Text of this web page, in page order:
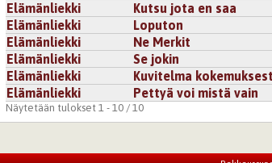
Elämänliekki
Kutsu jota en saa
Elämänliekki
Loputon
Elämänliekki
Ne Merkit
Elämänliekki
Se jokin
Elämänliekki
Kuvitelma
Elämänliekki
Pettyä voi mistä vain
Näytetään tulokset 1 - 10 / 10